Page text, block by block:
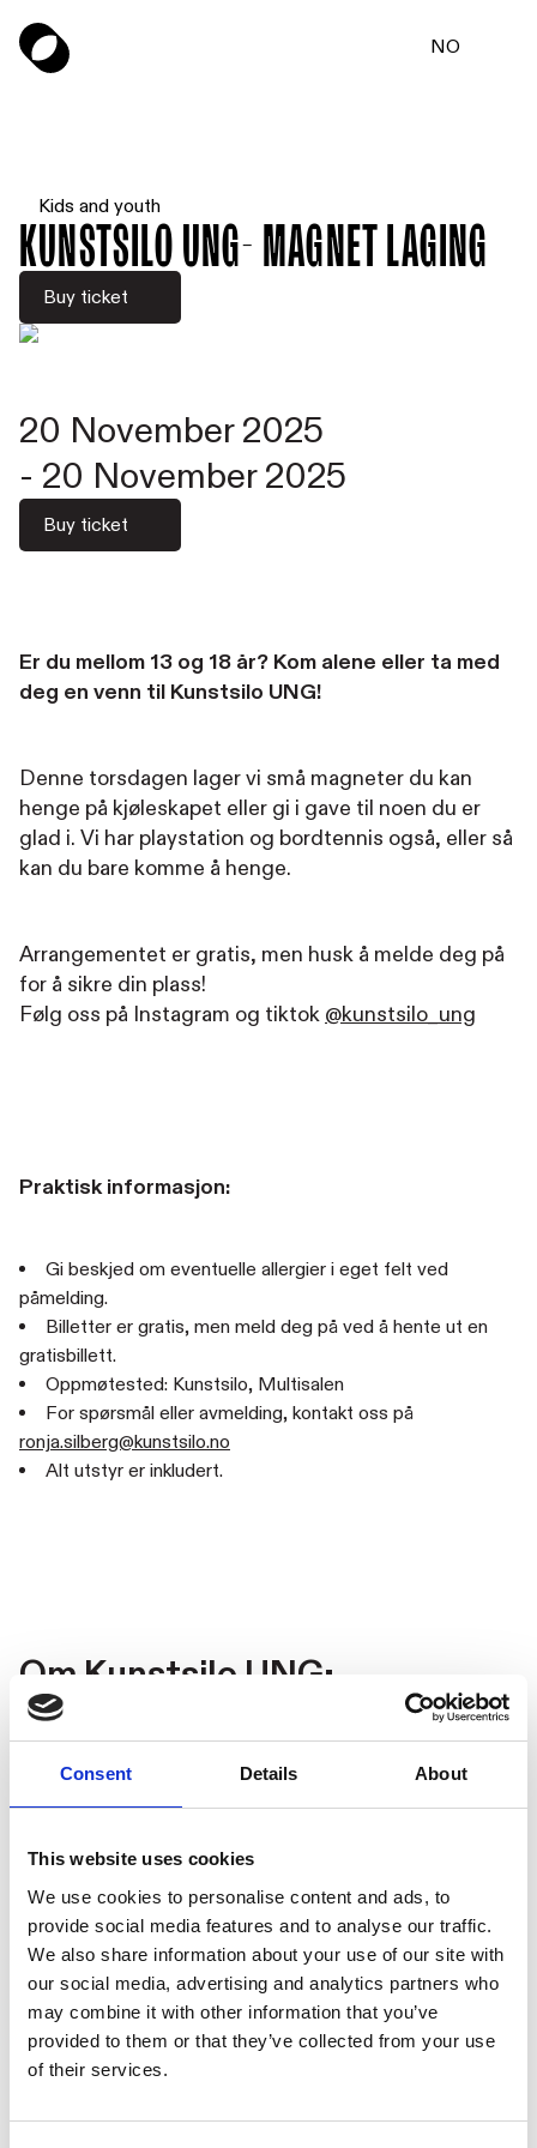
Consent Details About
This website uses cookies
We use cookies to personalise content and ads, to
provide social media features and to analyse our traffic.
We also share information about your use of our site with
our social media, advertising and analytics partners who
may combine it with other information that you’ve
provided to them or that they’ve collected from your use
of their services.
NO
Kids and youth
Kunstsilo UNG- Magnet laging
Buy ticket
20 November 2025
- 20 November 2025
Buy ticket
Er du mellom 13 og 18 år? Kom alene eller ta med
deg en venn til Kunstsilo UNG!
Denne torsdagen lager vi små magneter du kan
henge på kjøleskapet eller gi i gave til noen du er
glad i. Vi har playstation og bordtennis også, eller så
kan du bare komme å henge.
Arrangementet er gratis, men husk å melde deg på
for å sikre din plass!
Følg oss på Instagram og tiktok @kunstsilo_ung
Praktisk informasjon:
Gi beskjed om eventuelle allergier i eget felt ved
påmelding.
Billetter er gratis, men meld deg på ved å hente ut en
gratisbillett.
Oppmøtested: Kunstsilo, Multisalen
For spørsmål eller avmelding, kontakt oss på
ronja.silberg@kunstsilo.no
Alt utstyr er inkludert.
Om Kunstsilo UNG:
Arrangementer og Drop in for
deg mellom 13 og 18.
Hver torsdag og fredag fra kl. 17.00-20.30 er
Multisalen kun for unge. Her kan du henge med
venner, slappe av, lage noe, gjøre lekser – det er
helt opp til deg. Vi har spill, hobbymateriell og
snacks. Verkstedsaktivitetene krever påmelding
pga begrenset kapasitet, men du kan alltid komme